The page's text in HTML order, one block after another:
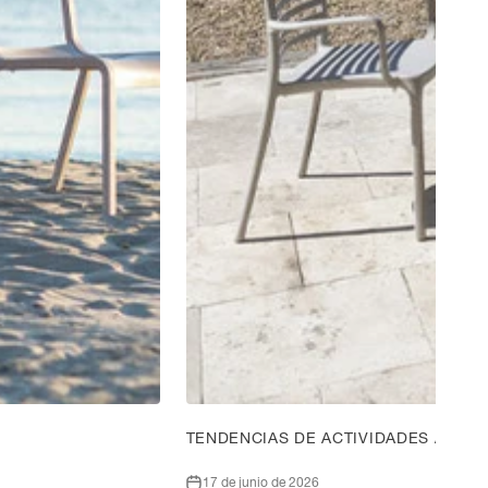
TENDENCIAS DE ACTIVIDADES AL
17 de junio de 2026